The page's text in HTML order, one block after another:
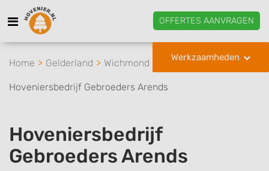
OFFERTES AANVRAGEN
Werkzaamheden
Home Gelderland Wichmond
Hoveniersbedrijf Gebroeders Arends
Hoveniersbedrijf
Gebroeders Arends